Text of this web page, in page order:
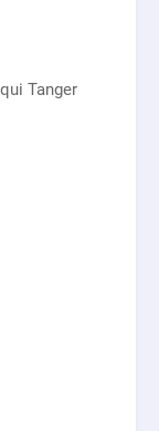
Tanger